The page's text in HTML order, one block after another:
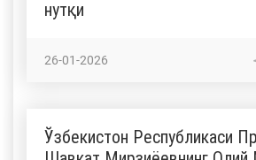
нутқи
26-01-2026
Ўзбекистон Республикаси